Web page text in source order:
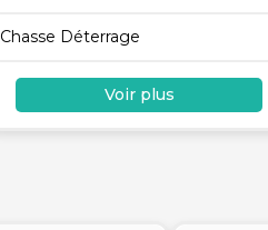
Chasse Déterrage
Voir plus